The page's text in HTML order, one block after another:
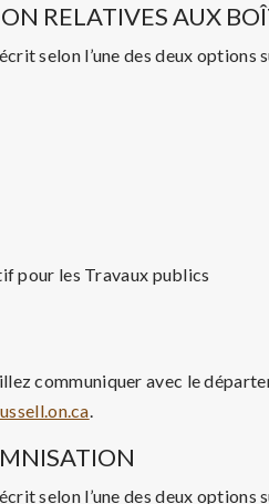
RELATIVES AUX
selon l’une des deux options
pour les Travaux publics
communiquer avec le
.
selon l’une des deux options